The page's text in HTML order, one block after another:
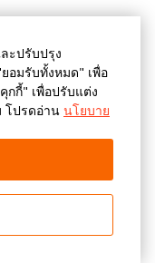
ะปรับปรุง
อมรับทั้งหมด" เพื่อ
กกี้" เพื่อปรับแต่ง
โปรดอ่าน นโยบาย
категории
двуспальной
кроватями",
а также номера
кроватью